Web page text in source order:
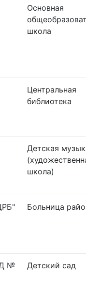
Основная
школа
Центральная
библиотека
Детская
школа)
Больница
№
Детский сад